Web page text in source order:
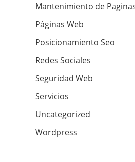
Mantenimiento de
Páginas Web
Posicionamiento Seo
Redes Sociales
Seguridad Web
Servicios
Uncategorized
Wordpress